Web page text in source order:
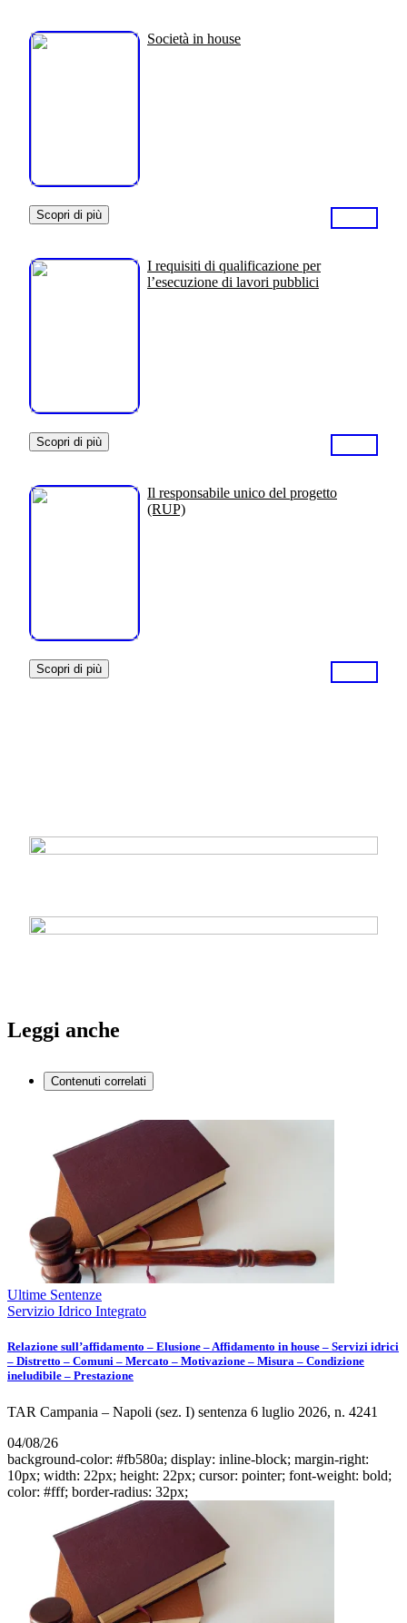
Società in house
Scopri di più
I requisiti di qualificazione per
l’esecuzione di lavori pubblici
Scopri di più
Il responsabile unico del progetto
(RUP)
Scopri di più
Leggi anche
Contenuti correlati
Ultime Sentenze
Servizio Idrico Integrato
Relazione sull’affidamento – Elusione – Affidamento in house – Servizi idrici
– Distretto – Comuni – Mercato – Motivazione – Misura – Condizione
ineludibile – Prestazione
TAR Campania – Napoli (sez. I) sentenza 6 luglio 2026, n. 4241
04/08/26
background-color: #fb580a; display: inline-block; margin-right:
10px; width: 22px; height: 22px; cursor: pointer; font-weight: bold;
color: #fff; border-radius: 32px;